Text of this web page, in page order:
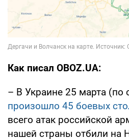
Как писал OBOZ.UA:
– В Украине 25 марта (по
произошло 45 боевых
всего атак российской
нашей страны отбили на